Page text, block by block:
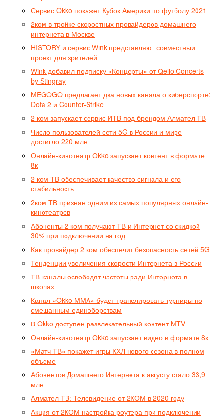
Сервис Okko покажет Кубок Америки по футболу 2021
2ком в тройке скоростных провайдеров домашнего
интернета в Москве
HISTORY и сервис Wink представляют совместный
проект для зрителей
Wink добавил подписку «Концерты» от Qello Concerts
by Stingray
MEGOGO предлагает два новых канала о киберспорте:
Dota 2 и Counter-Strike
2 ком запускает сервис ИТВ под брендом Алмател ТВ
Число пользователей сети 5G в России и мире
достигло 220 млн
Онлайн-кинотеатр Оkko запускает контент в формате
8к
2 ком ТВ обеспечивает качество сигнала и его
стабильность
2ком ТВ признан одним из самых популярных онлайн-
кинотеатров
Абоненты 2 ком получают ТВ и Интернет со скидкой
30% при подключении на год
Как провайдер 2 ком обеспечит безопасность сетей 5G
Тенденции увеличения скорости Интернета в России
ТВ-каналы освободят частоты ради Интернета в
школах
Канал «Okko MMA» будет транслировать турниры по
смешанным единоборствам
В Okko доступен развлекательный контент MTV
Онлайн-кинотеатр Оkko запускает видео в формате 8к
«Матч ТВ» покажет игры КХЛ нового сезона в полном
объеме
Абонентов Домашнего Интернета к августу стало 33,9
млн
Алмател ТВ: Телевидение от 2КОМ в 2020 году
Акция от 2КОМ настройка роутера при подключении